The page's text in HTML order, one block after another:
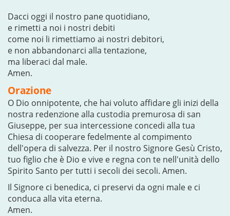
Dacci oggi il nostro pane quotidiano,
e rimetti a noi i nostri debiti
come noi li rimettiamo ai nostri debitori,
e non abbandonarci alla tentazione,
ma liberaci dal male.
Amen.
Orazione
O Dio onnipotente, che hai voluto affidare gli inizi della
nostra redenzione alla custodia premurosa di san
Giuseppe, per sua intercessione concedi alla tua
Chiesa di cooperare fedelmente al compimento
dell'opera di salvezza. Per il nostro Signore Gesù Cristo,
tuo figlio che è Dio e vive e regna con te nell'unità dello
Spirito Santo per tutti i secoli dei secoli. Amen.
Il Signore ci benedica, ci preservi da ogni male e ci
conduca alla vita eterna.
Amen.